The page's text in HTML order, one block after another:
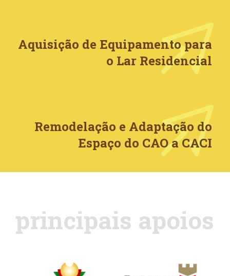
Aquisição de Equipamento para
o Lar Residencial
Remodelação e Adaptação do
Espaço do CAO a CACI
principais apoios